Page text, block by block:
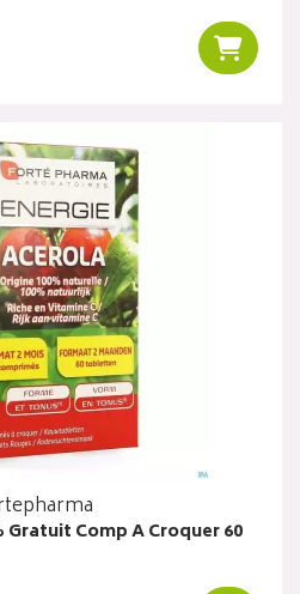
Comp A Croquer 60